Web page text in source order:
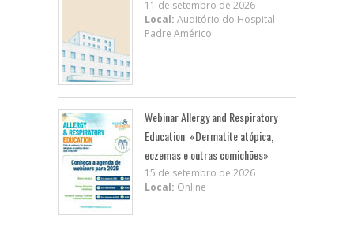
11 de setembro de 2026
Local: Auditório do Hospital
Padre Américo
Webinar Allergy and Respiratory
Education: «Dermatite atópica,
eczemas e outras comichões»
15 de setembro de 2026
Local: Online